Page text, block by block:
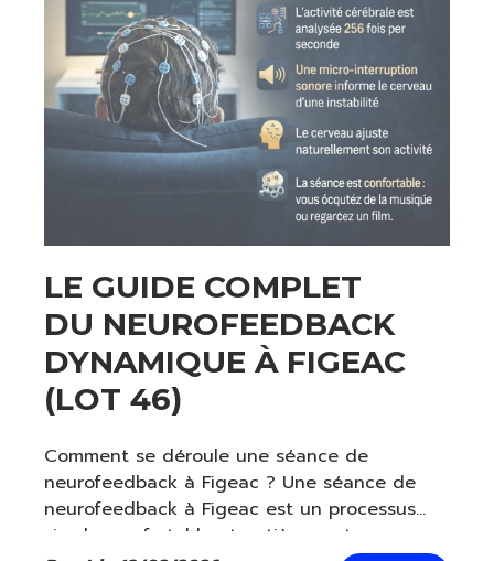
LE GUIDE COMPLET
DU NEUROFEEDBACK
DYNAMIQUE À FIGEAC
(LOT 46)
Comment se déroule une séance de
neurofeedback à Figeac ? Une séance de
neurofeedback à Figeac est un processus
simple, confortable et entièrement non